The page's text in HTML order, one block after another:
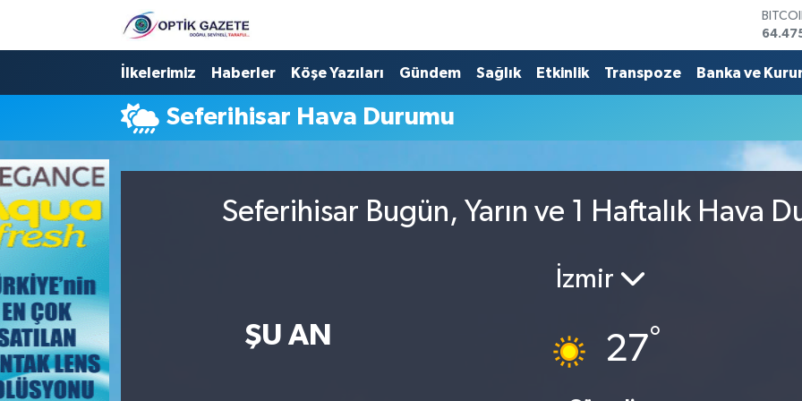
GRAM
13.703
İlkelerimiz Haberler Köşe Yazıları Gündem Sağlık Etkinlik Transpoze Banka ve
Seferihisar Hava Durumu
Seferihisar Bugün, Yarın ve 1 Haftalık Hava
ŞU AN
İzmir
27°
Nöbetçi Eczaneler
Hava Durumu
İstanbul Namaz Vakitleri
Trafik Durumu
Süper Lig Puan Durumu ve Fikstür
Tüm Manşetler
Son Dakika Haberleri
Haber Arşivi